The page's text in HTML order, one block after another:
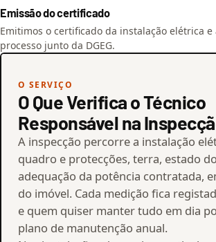
Emissão do certificado
Emitimos o certificado da instalação elétrica
processo junto da DGEG.
O SERVIÇO
O Que Verifica o Técnico
Responsável na
A inspecção percorre a instalação
quadro e protecções, terra, estado
adequação da potência contratada,
do imóvel. Cada medição fica
e quem quiser manter tudo em dia
plano de manutenção anual.